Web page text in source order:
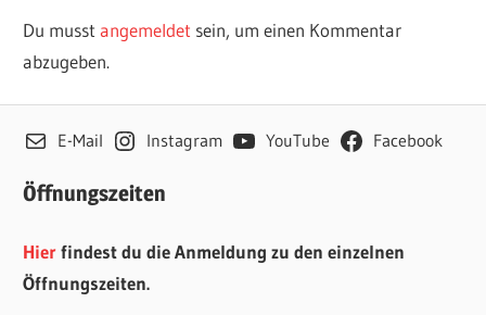
Du musstangemeldet sein, um einen Kommentar
abzugeben.
E-Mail Instagram YouTube Facebook
Öffnungszeiten
Hierfindest du die Anmeldung zu den einzelnen
Öffnungszeiten.